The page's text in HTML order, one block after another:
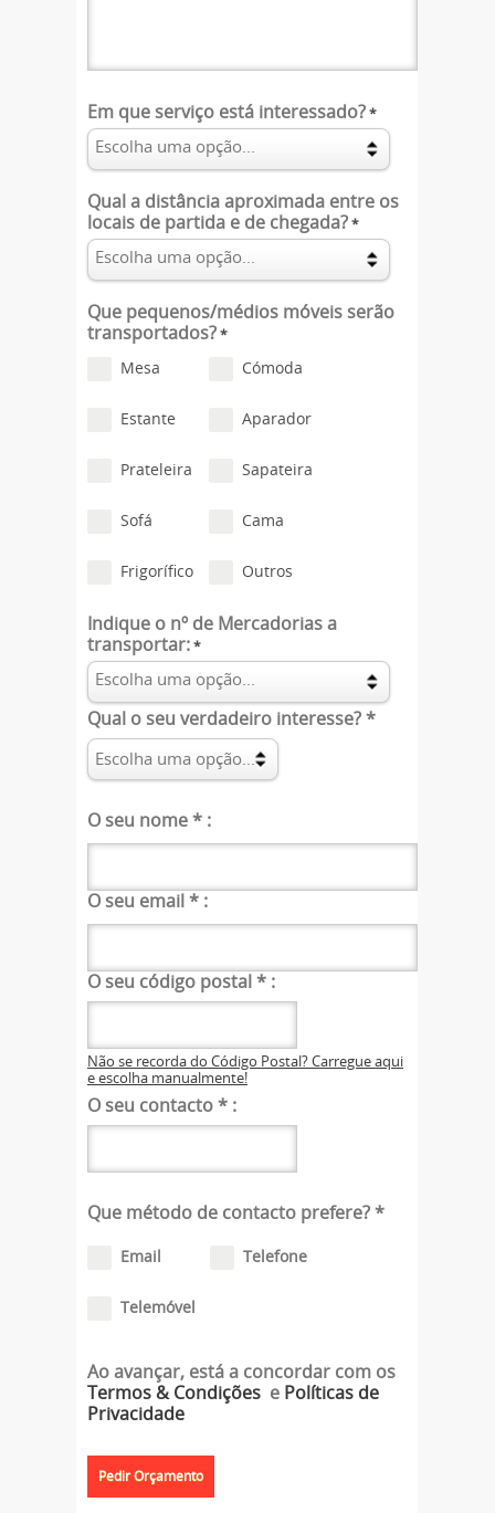
Em que serviço está interessado? *
Qual a distância aproximada entre os
locais de partida e de chegada? *
Que pequenos/médios móveis serão
transportados? *
Mesa Cómoda
Estante Aparador
Prateleira Sapateira
Sofá Cama
Frigorífico Outros
Indique o nº de Mercadorias a
transportar: *
Qual o seu verdadeiro interesse? *
O seu nome * :
O seu email * :
O seu código postal * :
Não se recorda do Código Postal? Carregue aqui
e escolha manualmente!
O seu contacto * :
Que método de contacto prefere? *
Email Telefone
Telemóvel
Ao avançar, está a concordar com os
Termos & Condições e Políticas de
Privacidade